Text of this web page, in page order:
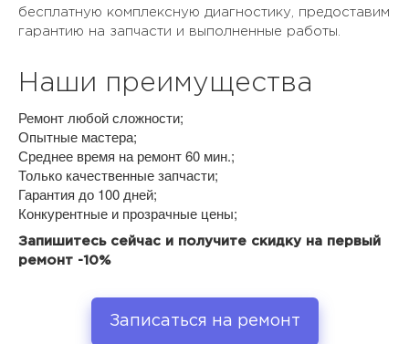
бесплатную комплексную диагностику, предоставим
гарантию на запчасти и выполненные работы.
Наши преимущества
Ремонт любой сложности;
Опытные мастера;
Среднее время на ремонт 60 мин.;
Только качественные запчасти;
Гарантия до 100 дней;
Конкурентные и прозрачные цены;
Запишитесь сейчас и получите скидку на первый
ремонт -10%
Записаться на ремонт